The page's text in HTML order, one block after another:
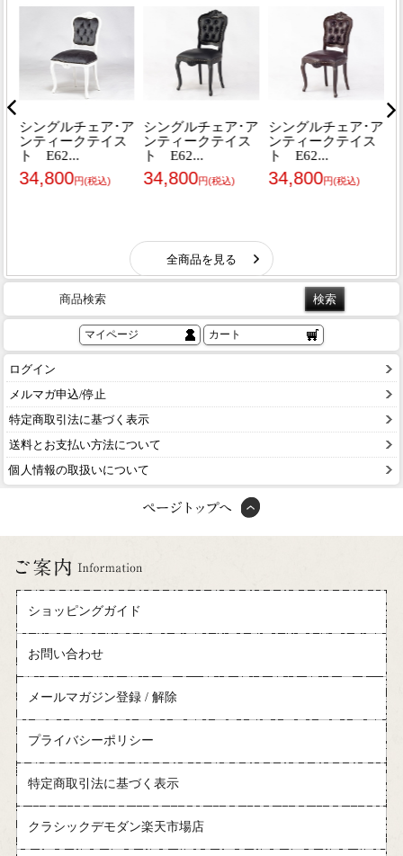
商品検索
マイページ カート
ログイン
メルマガ申込/停止
特定商取引法に基づく表示
送料とお支払い方法について
個人情報の取扱いについて
ショッピングガイド
お問い合わせ
メールマガジン登録 / 解除
プライバシーポリシー
特定商取引法に基づく表示
クラシックデモダン楽天市場店